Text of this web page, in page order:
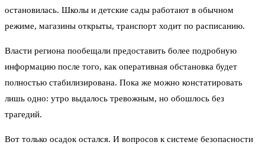
остановилась. Школы и детские сады работают в обычном
режиме, магазины открыты, транспорт ходит по расписанию.
Власти региона пообещали предоставить более подробную
информацию после того, как оперативная обстановка будет
полностью стабилизирована. Пока же можно констатировать
лишь одно: утро выдалось тревожным, но обошлось без
трагедий.
Вот только осадок остался. И вопросов к системе безопасности